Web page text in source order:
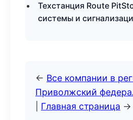
Техстанция Route
системы и
← Все компании в
Приволжский
Главная страница →